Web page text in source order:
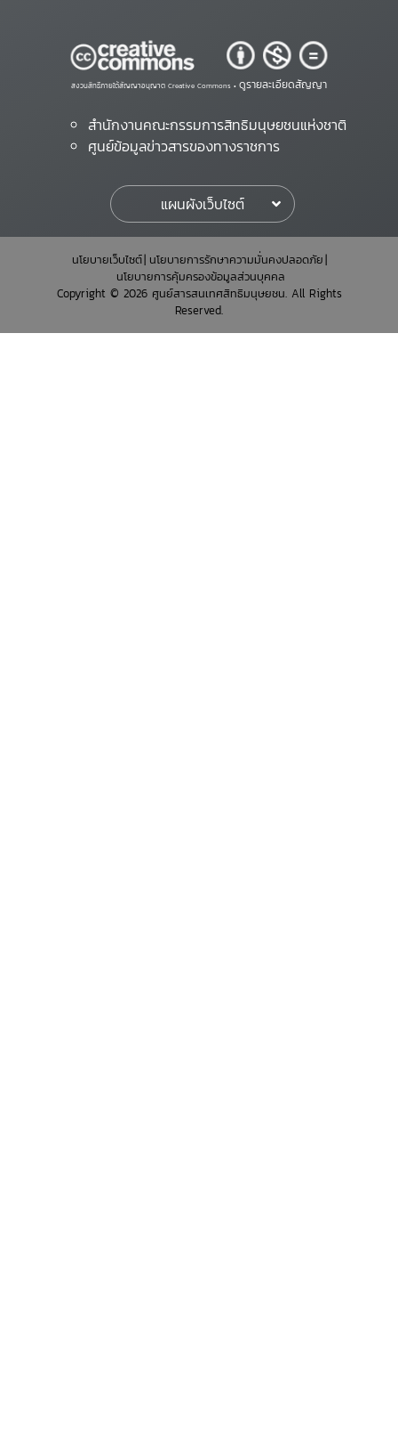
สงวนสิทธิ์ภายใต้สัญญาอนุญาต Creative Commons • ดูรายละเอียดสัญญา
สำนักงานคณะกรรมการสิทธิมนุษยชนแห่งชาติ
ศูนย์ข้อมูลข่าวสารของทางราชการ
แผนผังเว็บไซต์
นโยบายเว็บไซต์ นโยบายการรักษาความมั่นคงปลอดภัย
นโยบายการคุ้มครองข้อมูลส่วนบุคคล
Copyright © 2026 ศูนย์สารสนเทศสิทธิมนุษยชน. All Rights
Reserved.